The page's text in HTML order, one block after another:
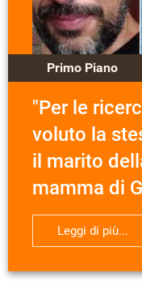
Primo Piano
"Per le
voluto la
il marito
mamma di
Leggi di più...